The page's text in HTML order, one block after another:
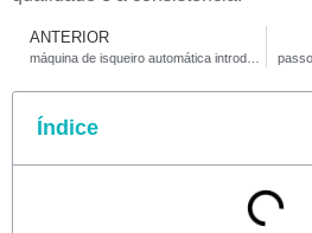
ANTERIOR
Índice